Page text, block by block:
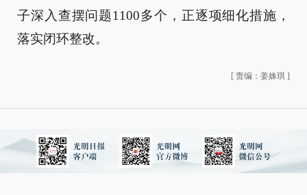
子深入查摆问题1100多个，正逐项细化措施，
落实闭环整改。
[ 责编：姜姝琪 ]